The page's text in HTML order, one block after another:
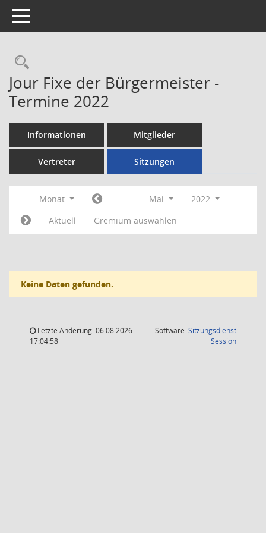
Toggle navigation
Rechercheauswahl
Jour Fixe der Bürgermeister -
Termine 2022
Informationen Mitglieder
Vertreter Sitzungen
Monat Mai
2022
Aktuell
Gremium auswählen
Keine Daten gefunden.
Letzte Änderung: 06.08.2026
17:04:58
Software:Sitzungsdienst
Session(Wird in